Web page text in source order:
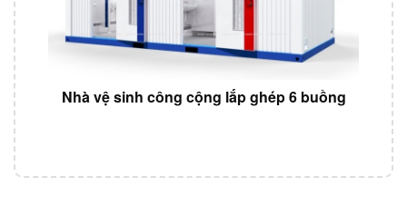
Nhà vệ sinh công cộng lắp ghép 6 buồng